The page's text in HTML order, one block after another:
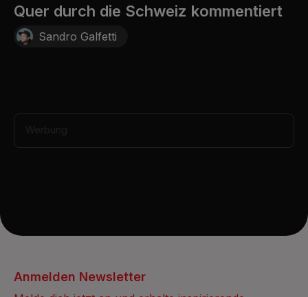
3
0
s
e
Quer durch die Schweiz kommentiert
Sandro Galfetti
Werbung
Anmelden Newsletter